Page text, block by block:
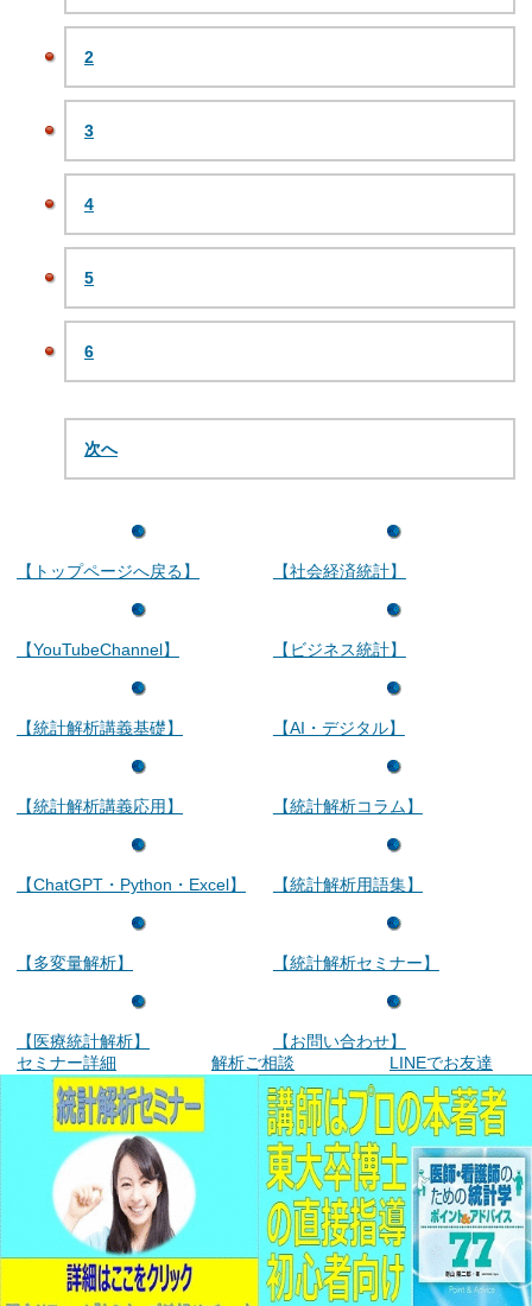
2
3
4
5
6
次へ
【トップページへ戻る】
【YouTubeChannel】
【統計解析講義基礎】
【統計解析講義応用】
【ChatGPT・Python・Excel】
【多変量解析】
【医療統計解析】
【社会経済統計】
【ビジネス統計】
【AI・デジタル】
【統計解析コラム】
【統計解析用語集】
【統計解析セミナー】
【お問い合わせ】
セミナー詳細
解析ご相談 LINEでお友達